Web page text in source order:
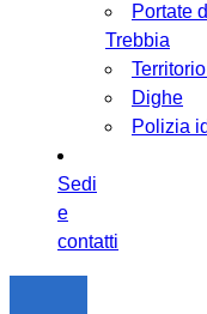
Portate
Trebbia
Dighe
Polizia
Sedi
e
contatti